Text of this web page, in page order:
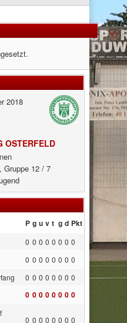
2018
OSTERFELD
Gruppe 12 / 7
P g u v t g d Pkt
0 0 0 0 0 0 0 0
0 0 0 0 0 0 0 0
0 0 0 0 0 0 0 0
0 0 0 0 0 0 0 0
0 0 0 0 0 0 0 0